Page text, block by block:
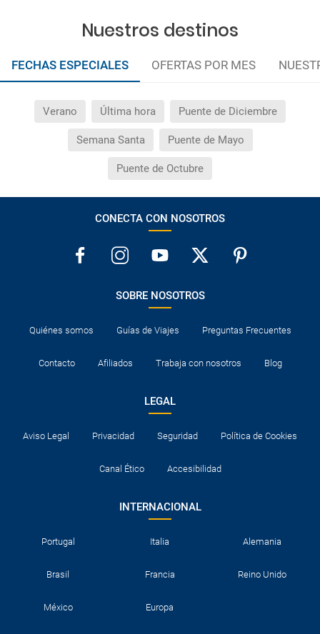
Nuestros destinos
FECHAS ESPECIALES OFERTAS POR MES
Verano Última hora Puente de Diciembre
Semana Santa Puente de Mayo
Puente de Octubre
CONECTA CON NOSOTROS
SOBRE NOSOTROS
Quiénes somos Guías de Viajes Preguntas Frecuentes
Contacto Afiliados Trabaja con nosotros Blog
LEGAL
Aviso Legal Privacidad Seguridad Política de Cookies
Canal Ético Accesibilidad
INTERNACIONAL
Portugal Italia Alemania
Brasil Francia Reino Unido
México Europa